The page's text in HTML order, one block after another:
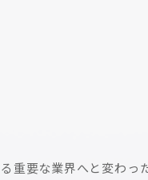
重要な業界へと変わっ